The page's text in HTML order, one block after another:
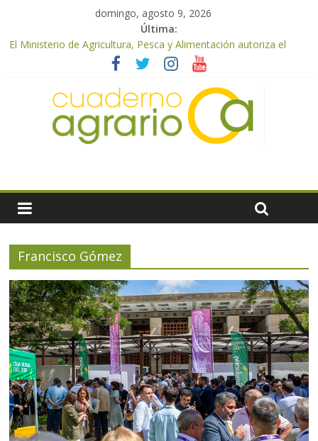
domingo, agosto 9, 2026
Última:
El Ministerio de Agricultura, Pesca y Alimentación autoriza el
pago de 85 millones adicionales de ayudas de la PAC de
remanentes disponibles
El Ministerio de Agricultura, Pesca y Alimentación otorga los
premios Alimentos de España a los mejores quesos 2026
UPA Granada advierte de una vendimia marcada por el
desplome de la demanda, que obligará a muchos viticultores a
seguridad y la transparencia del sector
ASAJA Almería: las primeras recolecciones de almendra
meteorológicas y la incertidumbre en los precios
Francisco Gómez